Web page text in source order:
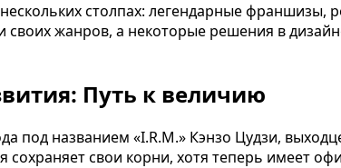
столпах: легендарные
своих жанров, а некоторые решения в
Путь к величию
под названием «I.R.M.» Кэнзо Цудзи,
сохраняет свои корни, хотя теперь имеет